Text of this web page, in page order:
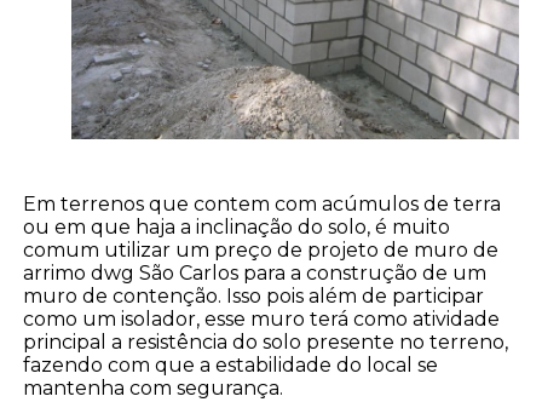
Em terrenos que contem com acúmulos de terra
ou em que haja a inclinação do solo, é muito
comum utilizar um preço de projeto de muro de
arrimo dwg São Carlos para a construção de um
muro de contenção. Isso pois além de participar
como um isolador, esse muro terá como atividade
principal a resistência do solo presente no terreno,
fazendo com que a estabilidade do local se
mantenha com segurança.